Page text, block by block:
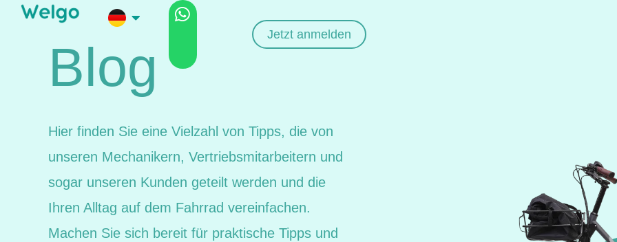
Zum
Jetzt anmelden
Blog
Hier finden Sie eine Vielzahl von Tipps, die von
unseren Mechanikern, Vertriebsmitarbeitern und
sogar unseren Kunden geteilt werden und die
Ihren Alltag auf dem Fahrrad vereinfachen.
Machen Sie sich bereit für praktische Tipps und